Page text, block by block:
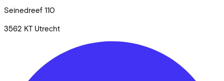
Seinedreef 110
3562 KT Utrecht